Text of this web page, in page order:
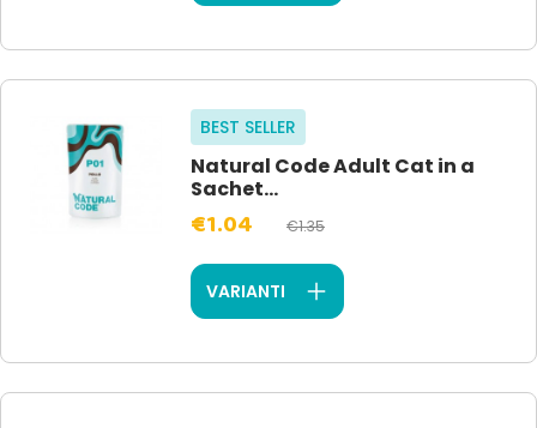
BEST SELLER
Natural Code Adult Cat in a
Sachet...
€1.04 €1.35
VARIANTI